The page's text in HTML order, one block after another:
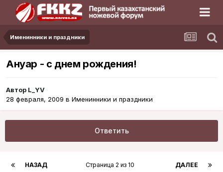
Именинники и праздники
Ануар - с днем рождения!
Автор L_YV
28 февраля, 2009 в Именинники и праздники
Ответить
НАЗАД ДАЛЕЕ
Страница 2 из 10